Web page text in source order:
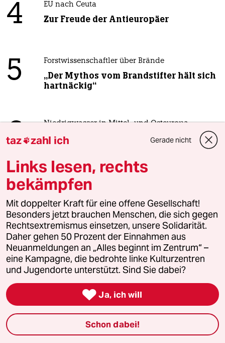
4 EU nach Ceuta
Zur Freude der Antieuropäer
5 Forstwissenschaftler über Brände
„Der Mythos vom Brandstifter hält sich
hartnäckig“
6 Niedrigwasser in Mittel- und Osteuropa
Stromkrise mit Ansage
taz
Folgen Sie uns
Ressorts
Politik
Öko
Gesellschaft
taz zahl ich Gerade nicht
Links lesen, rechts
bekämpfen
Mit doppelter Kraft für eine offene Gesellschaft!
Besonders jetzt brauchen Menschen, die sich gegen
Rechtsextremismus einsetzen, unsere Solidarität.
Daher gehen 50 Prozent der Einnahmen aus
Neuanmeldungen an „Alles beginnt im Zentrum“ –
eine Kampagne, die bedrohte linke Kulturzentren
und Jugendorte unterstützt. Sind Sie dabei?
 Ja, ich will
Schon dabei!